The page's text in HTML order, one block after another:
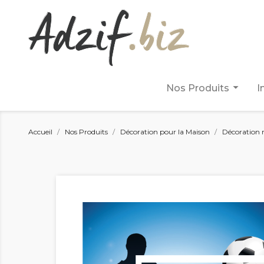
arrow_drop_down
Nos Produits
Accueil Nos Produits Décoration pour la Maison Décoration